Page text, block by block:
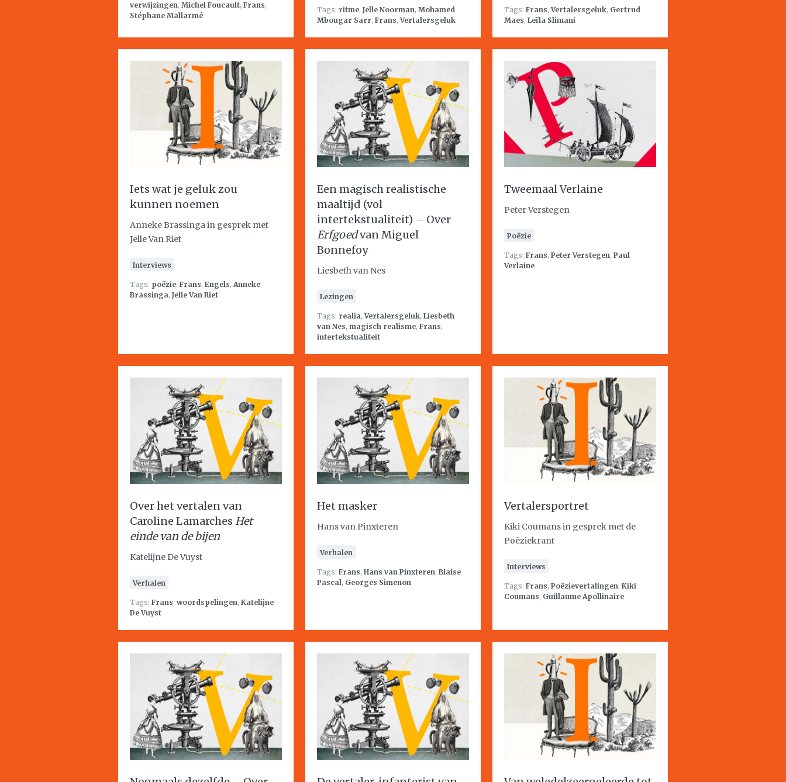
verwijzingen, Michel Foucault, Frans,
Stéphane Mallarmé
Tags: ritme, Jelle Noorman, Mohamed
Mbougar Sarr, Frans,Vertalersgeluk
Tags: Frans,Vertalersgeluk, Gertrud
Maes, Leïla Slimani
Iets wat je geluk zou
kunnen noemen
Anneke Brassinga in gesprek met
Jelle Van Riet
Interviews
Tags: poëzie, Frans, Engels, Anneke
Brassinga, Jelle Van Riet
Een magisch realistische
maaltijd (vol
intertekstualiteit) – Over
Erfgoedvan Miguel
Bonnefoy
Liesbeth van Nes
Lezingen
Tags: realia,Vertalersgeluk, Liesbeth
van Nes, magisch realisme, Frans,
intertekstualiteit
Tweemaal Verlaine
Peter Verstegen
Poëzie
Tags: Frans, Peter Verstegen, Paul
Verlaine
Over het vertalen van
Caroline Lamarches Het
einde van de bijen
Katelijne De Vuyst
Verhalen
Tags: Frans, woordspelingen, Katelijne
De Vuyst
Het masker
Hans van Pinxteren
Verhalen
Tags: Frans, Hans van Pinxteren, Blaise
Pascal, Georges Simenon
Vertalersportret
Kiki Coumans in gesprek met de
Poëziekrant
Interviews
Tags: Frans, Poëzievertalingen, Kiki
Coumans, Guillaume Apollinaire